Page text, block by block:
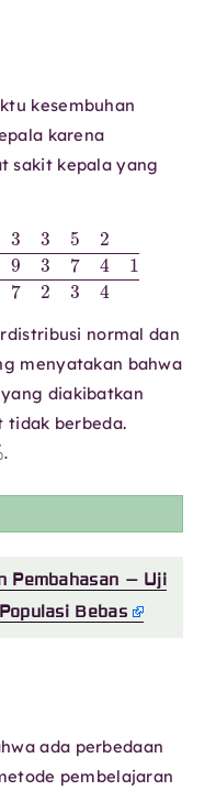
kesembuhan
karena
sakit kepala yang
9 86 37 1
4
normal dan
menyatakan bahwa
diakibatkan
tidak berbeda.
Pembahasan – Uji
Bebas
ada perbedaan
pembelajaran